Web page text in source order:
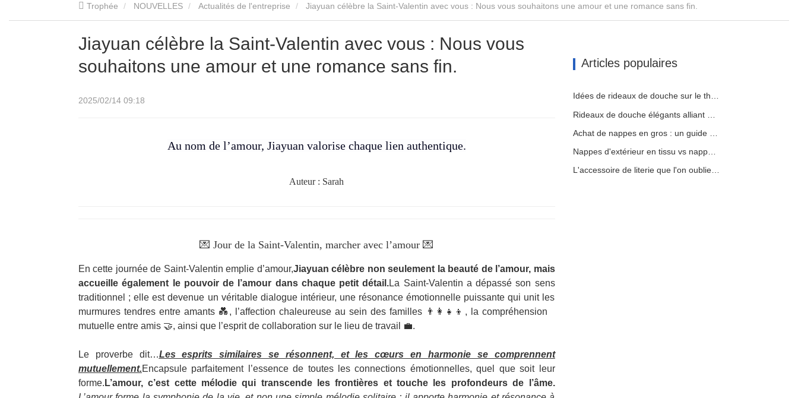
Trophée NOUVELLES Actualités de l'entreprise Jiayuan célèbre la Saint-Valentin avec vous : Nous vous souhaitons une amour et une romance sans fin.
Jiayuan célèbre la Saint-Valentin avec vous : Nous vous
souhaitons une amour et une romance sans fin.
2025/02/14 09:18
Au nom de l’amour, Jiayuan valorise chaque lien authentique.
Auteur : Sarah
💌 Jour de la Saint-Valentin, marcher avec l’amour 💌
En cette journée de Saint-Valentin emplie d’amour,Jiayuan célèbre non seulement la beauté de l’amour, mais
accueille également le pouvoir de l’amour dans chaque petit détail.La Saint-Valentin a dépassé son sens
traditionnel ; elle est devenue un véritable dialogue intérieur, une résonance émotionnelle puissante qui unit les
murmures tendres entre amants 💑, l’affection chaleureuse au sein des familles 👨‍👩‍👧‍👦, la compréhension
mutuelle entre amis 🤝, ainsi que l’esprit de collaboration sur le lieu de travail 💼.
Le proverbe dit…Les esprits similaires se résonnent, et les cœurs en harmonie se comprennent
mutuellement.Encapsule parfaitement l’essence de toutes les connections émotionnelles, quel que soit leur
forme. L’amour, c’est cette mélodie qui transcende les frontières et touche les profondeurs de l’âme.
Articles populaires
Idées de rideaux de douche sur le thème de la mer pour faire entrer l'océan dans votre maison
Nappes d'extérieur en tissu vs nappes en vinyle : avantages, inconvénients et cas d'utilisation
L'accessoire de literie que l'on oublie souvent : le protège-matelas.